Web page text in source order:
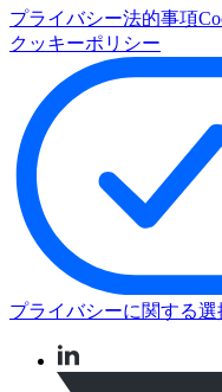
プライバシー法的事項
クッキーポリシー
プライバシーに関する選